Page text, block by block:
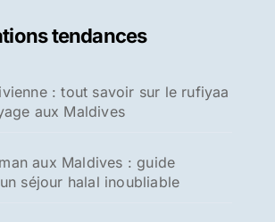
tendances
: tout savoir sur le rufiyaa
aux Maldives
aux Maldives : guide
séjour halal inoubliable